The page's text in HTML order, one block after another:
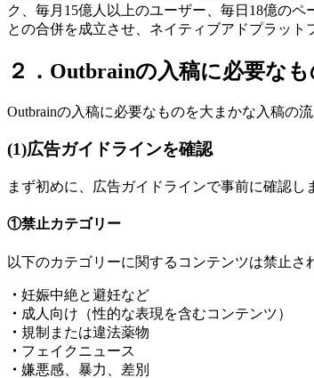
ク、毎月15億人以上のユーザー、毎日18億の
との合併を成立させ、ネイティブアドプラット
２．Outbrainの入稿に必要なも
Outbrainの入稿に必要なものを大まかな入稿の
(1)広告ガイドラインを確認
まず初めに、広告ガイドラインで事前に確認
①禁止カテゴリー
以下のカテゴリーに関するコンテンツは禁止さ
・ 妊娠中絶と避妊など
・ 成人向け（性的な表現を含むコンテンツ）
・ 規制または違法薬物
・ フェイクニュース
・ 嫌悪感、暴力、差別